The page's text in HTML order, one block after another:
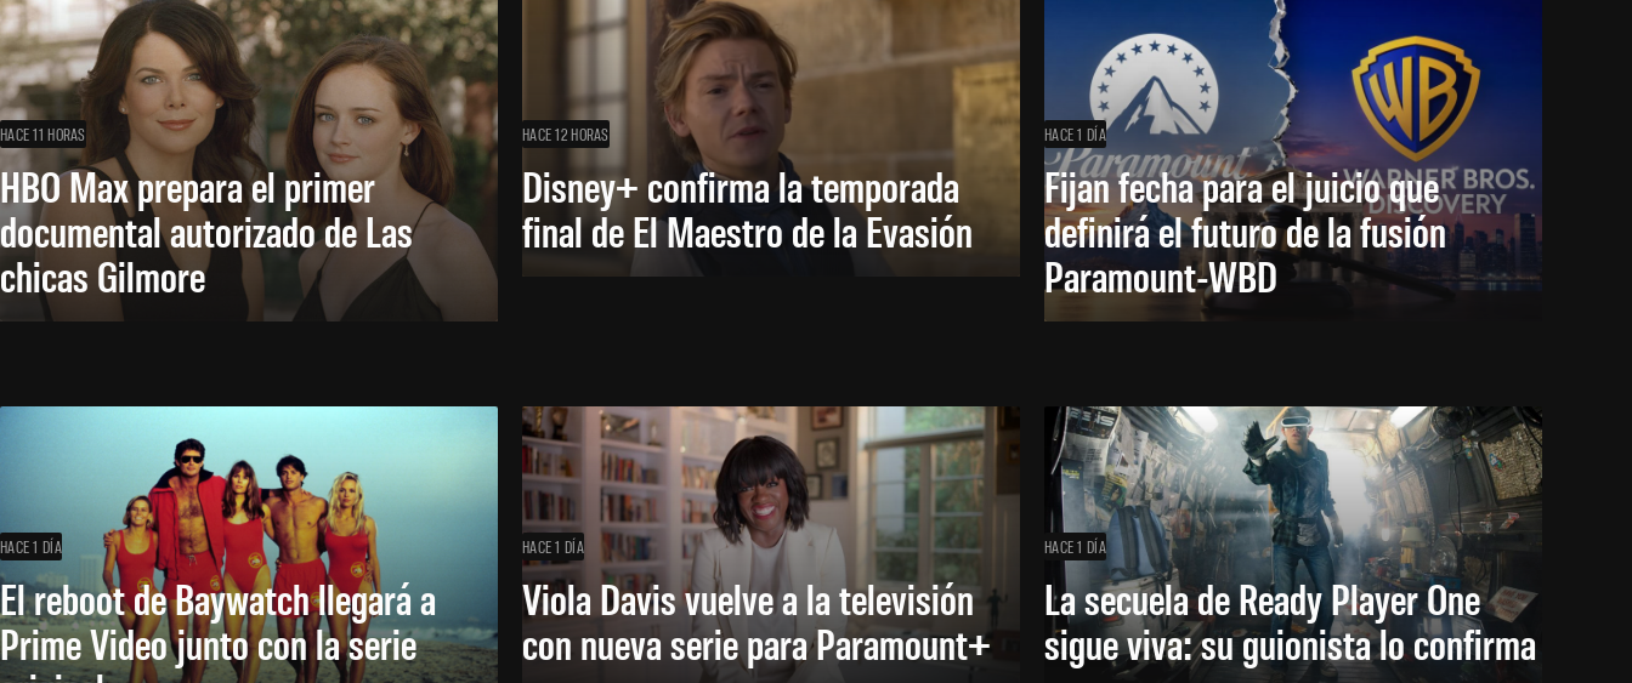
HACE 11 HORAS
HBO Max prepara el primer
documental autorizado de Las
chicas Gilmore
HACE 12 HORAS
Disney+ confirma la temporada
final de El Maestro de la Evasión
HACE 1 DÍA
Fijan fecha para el juicio que
definirá el futuro de la fusión
Paramount-WBD
HACE 1 DÍA
El reboot de Baywatch llegará a
Prime Video junto con la serie
HACE 1 DÍA
Viola Davis vuelve a la televisión
con nueva serie para Paramount+
HACE 1 DÍA
La secuela de Ready Player One
sigue viva: su guionista lo confirma